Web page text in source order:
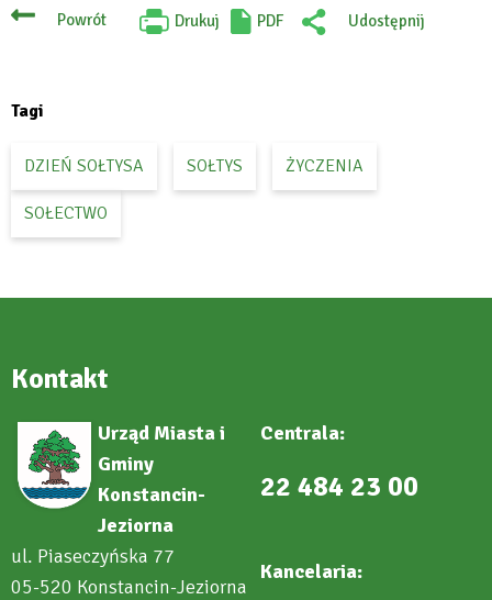
Powrót Drukuj
Will
PDF
Udostępnij
Tagi
DZIEŃ SOŁTYSA SOŁTYS ŻYCZENIA
SOŁECTWO
Kontakt
Urząd Miasta i
Gminy
Konstancin-
Jeziorna
ul. Piaseczyńska 77
05-520 Konstancin-Jeziorna
Centrala:
22 484 23 00
Kancelaria: